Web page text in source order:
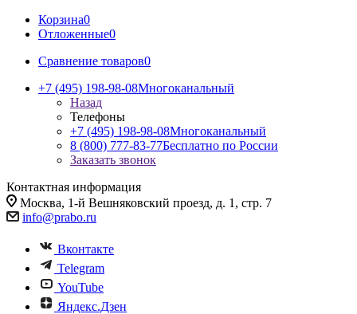
Корзина0
Отложенные0
Сравнение товаров0
+7 (495) 198-98-08Многоканальный
Назад
Телефоны
+7 (495) 198-98-08Многоканальный
8 (800) 777-83-77Бесплатно по России
Заказать звонок
Контактная информация
Москва, 1-й Вешняковский проезд, д. 1, стр. 7
info@prabo.ru
Вконтакте
Telegram
YouTube
Яндекс.Дзен